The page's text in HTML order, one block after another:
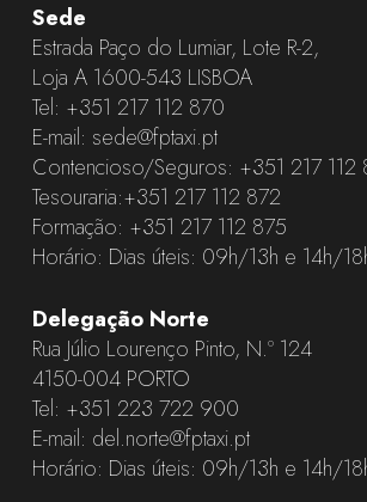
Sede
Estrada Paço do Lumiar, Lote R-2,
Loja A 1600-543 LISBOA
Tel: +351 217 112 870
E-mail: sede@fptaxi.pt
Contencioso/Seguros: +351 217 112
Tesouraria:+351 217 112 872
Formação: +351 217 112 875
Horário: Dias úteis: 09h/13h e 14h/
Delegação Norte
Rua Júlio Lourenço Pinto, N.º 124
4150-004 PORTO
Tel: +351 223 722 900
E-mail: del.norte@fptaxi.pt
Horário: Dias úteis: 09h/13h e 14h/